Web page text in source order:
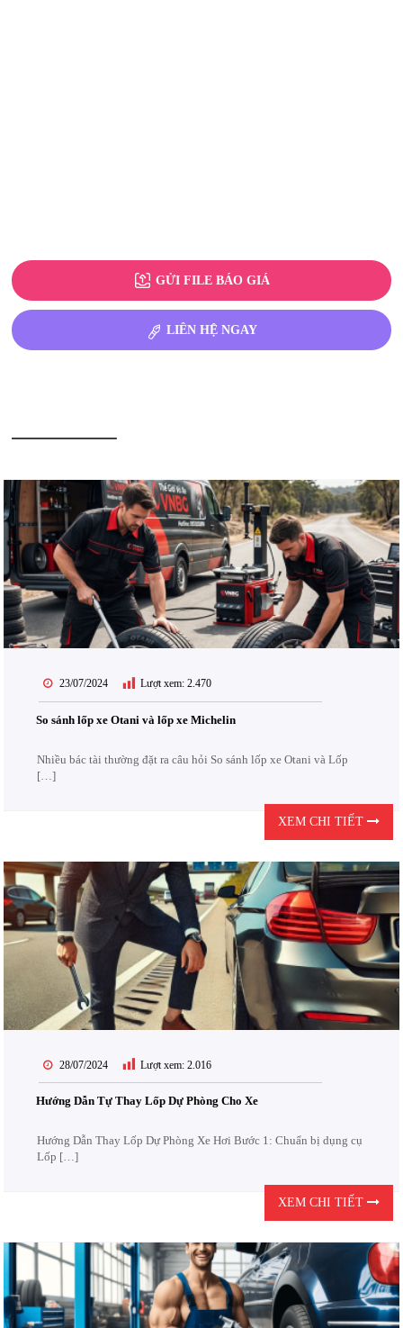
GỬI FILE BÁO GIÁ
LIÊN HỆ NGAY
23/07/2024 Lượt xem: 2.470
So sánh lốp xe Otani và lốp xe Michelin
Nhiều bác tài thường đặt ra câu hỏi So sánh lốp xe Otani và Lốp
[…]
XEM CHI TIẾT
28/07/2024 Lượt xem: 2.016
Hướng Dẫn Tự Thay Lốp Dự Phòng Cho Xe
Hướng Dẫn Thay Lốp Dự Phòng Xe Hơi Bước 1: Chuẩn bị dụng cụ
Lốp […]
XEM CHI TIẾT